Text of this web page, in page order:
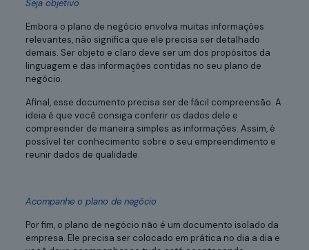
Seja objetivo
Embora o plano de negócio envolva muitas informações
relevantes, não significa que ele precisa ser detalhado
demais. Ser objeto e claro deve ser um dos propósitos da
linguagem e das informações contidas no seu plano de
negócio.
Afinal, esse documento precisa ser de fácil compreensão. A
ideia é que você consiga conferir os dados dele e
compreender de maneira simples as informações. Assim, é
possível ter conhecimento sobre o seu empreendimento e
reunir dados de qualidade.
Acompanhe o plano de negócio
Por fim, o plano de negócio não é um documento isolado da
empresa. Ele precisa ser colocado em prática no dia a dia e